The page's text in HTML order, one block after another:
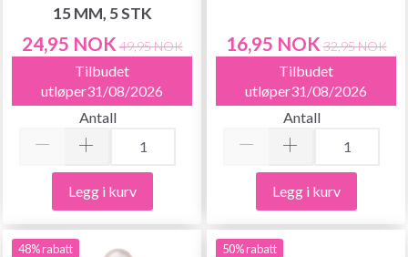
15 MM, 5 STK
24,95 NOK 49,95 NOK
Tilbudet
utløper31/08/2026
Antall
Legg i kurv
16,95 NOK 32,95 NOK
Tilbudet
utløper31/08/2026
Antall
Legg i kurv
48% rabatt 50% rabatt